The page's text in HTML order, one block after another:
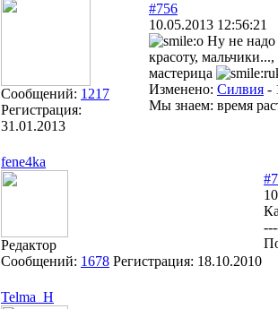
Сообщений: 1217
Регистрация:
31.01.2013
#756
10.05.2013 12:56:21
Ну не надо
красоту,
мастерица
Изменено: Силвия -
Мы знаем: время
fene4ka
Редактор
Сообщений: 1678 Регистрация: 18.10.2010
Telma_H